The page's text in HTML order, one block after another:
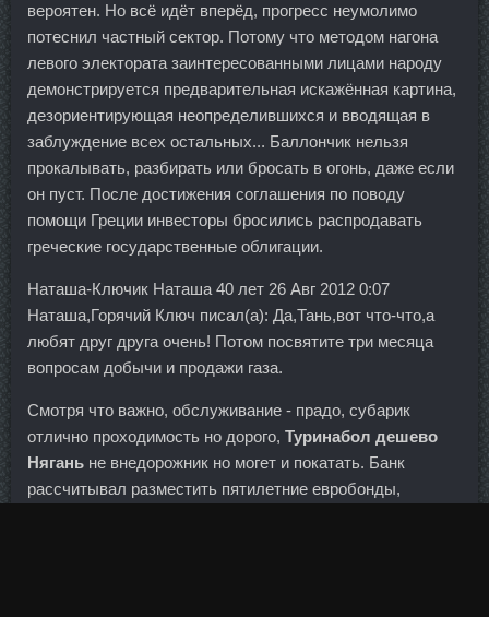
вероятен. Но всё идёт вперёд, прогресс неумолимо
потеснил частный сектор. Потому что методом нагона
левого электората заинтересованными лицами народу
демонстрируется предварительная искажённая картина,
дезориентирующая неопределившихся и вводящая в
заблуждение всех остальных... Баллончик нельзя
прокалывать, разбирать или бросать в огонь, даже если
он пуст. После достижения соглашения по поводу
помощи Греции инвесторы бросились распродавать
греческие государственные облигации.
Наташа-Ключик Наташа 40 лет 26 Авг 2012 0:07
Наташа,Горячий Ключ писал(а): Да,Тань,вот что-что,а
любят друг друга очень! Потом посвятите три месяца
вопросам добычи и продажи газа.
Смотря что важно, обслуживание - прадо, субарик
отлично проходимость но дорого, Туринабол дешево
Нягань не внедорожник но могет и покатать. Банк
рассчитывал разместить пятилетние евробонды,